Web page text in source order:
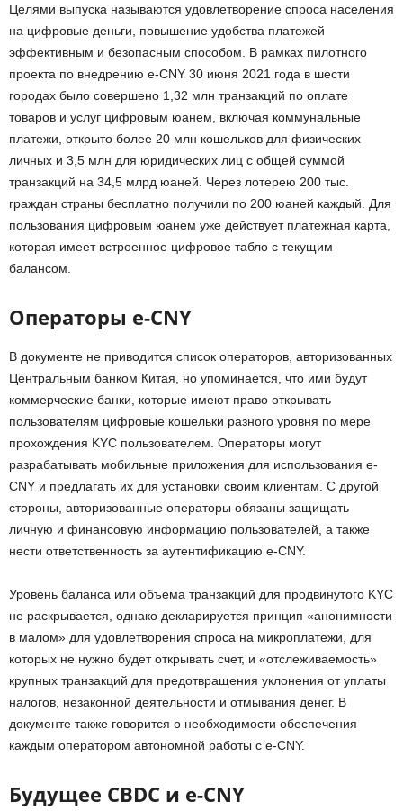
Целями выпуска называются удовлетворение спроса населения
на цифровые деньги, повышение удобства платежей
эффективным и безопасным способом. В рамках пилотного
проекта по внедрению e-CNY 30 июня 2021 года в шести
городах было совершено 1,32 млн транзакций по оплате
товаров и услуг цифровым юанем, включая коммунальные
платежи, открыто более 20 млн кошельков для физических
личных и 3,5 млн для юридических лиц с общей суммой
транзакций на 34,5 млрд юаней. Через лотерею 200 тыс.
граждан страны бесплатно получили по 200 юаней каждый. Для
пользования цифровым юанем уже действует платежная карта,
которая имеет встроенное цифровое табло с текущим
балансом.
Операторы e-CNY
В документе не приводится список операторов, авторизованных
Центральным банком Китая, но упоминается, что ими будут
коммерческие банки, которые имеют право открывать
пользователям цифровые кошельки разного уровня по мере
прохождения KYC пользователем. Операторы могут
разрабатывать мобильные приложения для использования e-
CNY и предлагать их для установки своим клиентам. С другой
стороны, авторизованные операторы обязаны защищать
личную и финансовую информацию пользователей, а также
нести ответственность за аутентификацию e-CNY.
Уровень баланса или объема транзакций для продвинутого KYC
не раскрывается, однако декларируется принцип «анонимности
в малом» для удовлетворения спроса на микроплатежи, для
которых не нужно будет открывать счет, и «отслеживаемость»
крупных транзакций для предотвращения уклонения от уплаты
налогов, незаконной деятельности и отмывания денег. В
документе также говорится о необходимости обеспечения
каждым оператором автономной работы с e-CNY.
Будущее CBDC и e-CNY